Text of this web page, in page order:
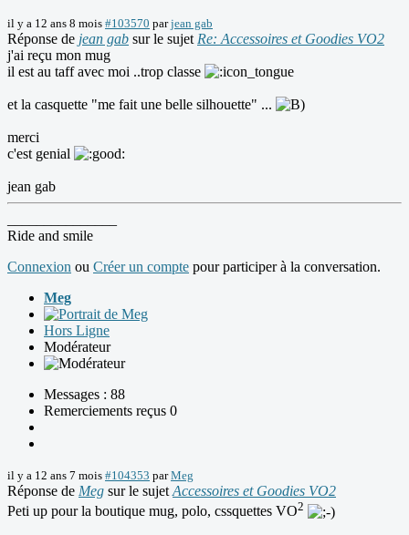
il y a 12 ans 8 mois #103570 parjean gab
Réponse de jean gab sur le sujetRe: Accessoires et Goodies VO2
j'ai reçu mon mug
il est au taff avec moi ..trop classe
et la casquette "me fait une belle silhouette" ...
merci
c'est genial
jean gab
Ride and smile
Connexion ou Créer un compte pour participer à la conversation.
Meg
Hors Ligne
Modérateur
Messages : 88
Remerciements reçus 0
il y a 12 ans 7 mois #104353 parMeg
Réponse de Meg sur le sujetAccessoires et Goodies VO2
Peti up pour la boutique mug, polo, cssquettes VO2